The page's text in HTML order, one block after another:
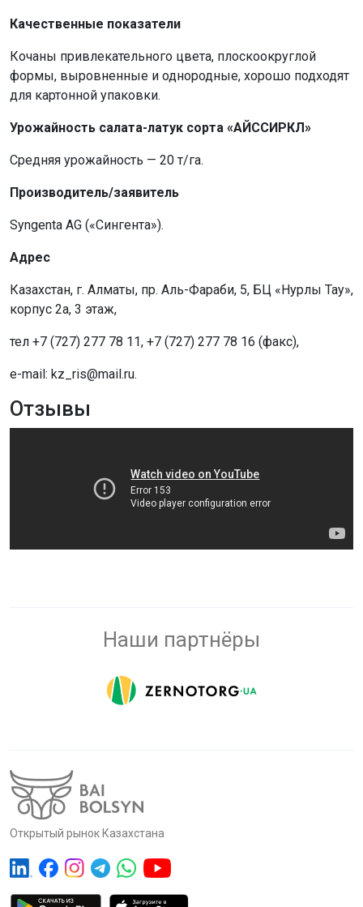
Качественные показатели
Кочаны привлекательного цвета, плоскоокруглой
формы, выровненные и однородные, хорошо подходят
для картонной упаковки.
Урожайность салата-латук сорта «АЙССИРКЛ»
Средняя урожайность — 20 т/га.
Производитель/заявитель
Syngenta AG («Сингента»).
Адрес
Казахстан, г. Алматы, пр. Аль-Фараби, 5, БЦ «Нурлы Тау»,
корпус 2а, 3 этаж,
тел +7 (727) 277 78 11, +7 (727) 277 78 16 (факс),
e-mail: kz_ris@mail.ru.
Отзывы
Наши партнёры
Открытый рынок Казахстана